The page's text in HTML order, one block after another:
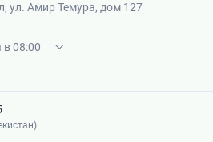
ул. Амир Темура, дом 127
в 08:00